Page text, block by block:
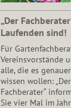
„Der
Laufenden sind!
Für
Vereinsvorstände
alle, die es genauer
wissen wollen: „Der
Fachberater“
Sie vier Mal im